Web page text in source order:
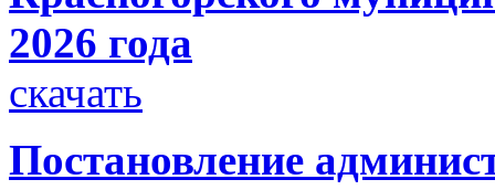
2026 года
скачать
Постановление